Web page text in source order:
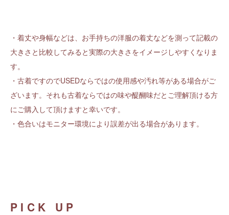
・着丈や身幅などは、お手持ちの洋服の着丈などを測って記載の
大きさと比較してみると実際の大きさをイメージしやすくなりま
す。
・古着ですのでUSEDならではの使用感や汚れ等がある場合がご
ざいます。それも古着ならではの味や醍醐味だとご理解頂ける方
にご購入して頂けますと幸いです。
・色合いはモニター環境により誤差が出る場合があります。
PICK UP